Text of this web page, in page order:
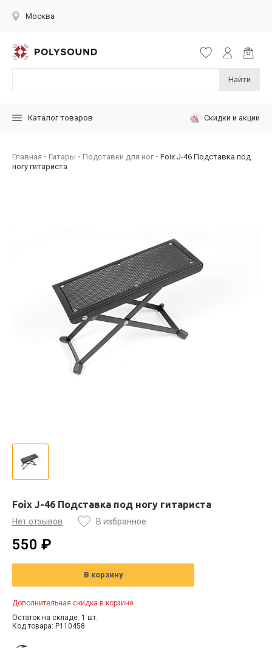
Москва
Найти
Каталог товаров Скидки и акции
Главная Гитары Подставки для ног
Foix J-46 Подставка под
ногу гитариста
Foix J-46 Подставка под ногу гитариста
Нет отзывов В избранное
550 ₽
В корзину
Дополнительная скидка в корзине
Остаток на складе: 1 шт.
Код товара: P110458